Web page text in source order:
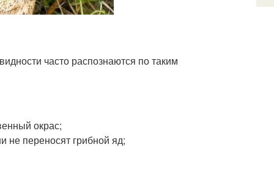
часто распознаются по таким
окрас;
не переносят грибной яд;